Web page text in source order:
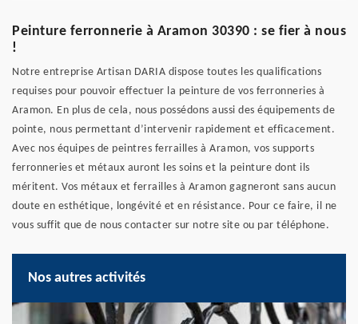
Peinture ferronnerie à Aramon 30390 : se fier à nous
!
Notre entreprise Artisan DARIA dispose toutes les qualifications
requises pour pouvoir effectuer la peinture de vos ferronneries à
Aramon. En plus de cela, nous possédons aussi des équipements de
pointe, nous permettant d’intervenir rapidement et efficacement.
Avec nos équipes de peintres ferrailles à Aramon, vos supports
ferronneries et métaux auront les soins et la peinture dont ils
méritent. Vos métaux et ferrailles à Aramon gagneront sans aucun
doute en esthétique, longévité et en résistance. Pour ce faire, il ne
vous suffit que de nous contacter sur notre site ou par téléphone.
Nos autres activités